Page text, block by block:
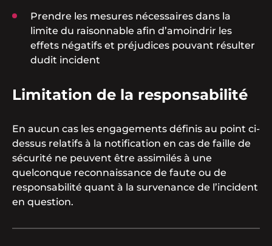
Prendre les mesures nécessaires dans la
limite du raisonnable afin d’amoindrir les
effets négatifs et préjudices pouvant résulter
dudit incident
Limitation de la responsabilité
En aucun cas les engagements définis au point ci-
dessus relatifs à la notification en cas de faille de
sécurité ne peuvent être assimilés à une
quelconque reconnaissance de faute ou de
responsabilité quant à la survenance de l’incident
en question.